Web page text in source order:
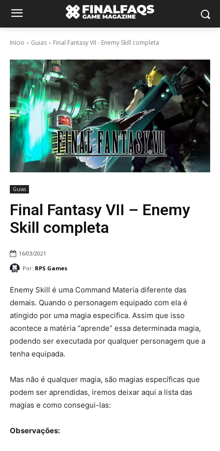
Início Guias Final Fantasy VII - Enemy Skill completa
Guias
Final Fantasy VII – Enemy
Skill completa
16/03/2021
Por: RPS Games
Enemy Skill é uma Command Materia diferente das
demais. Quando o personagem equipado com ela é
atingido por uma magia especifica. Assim que isso
acontece a matéria “aprende” essa determinada magia,
podendo ser executada por qualquer personagem que a
tenha equipada.
Mas não é qualquer magia, são magias específicas que
podem ser aprendidas, iremos deixar aqui a lista das
magias e como consegui-las:
Observações: